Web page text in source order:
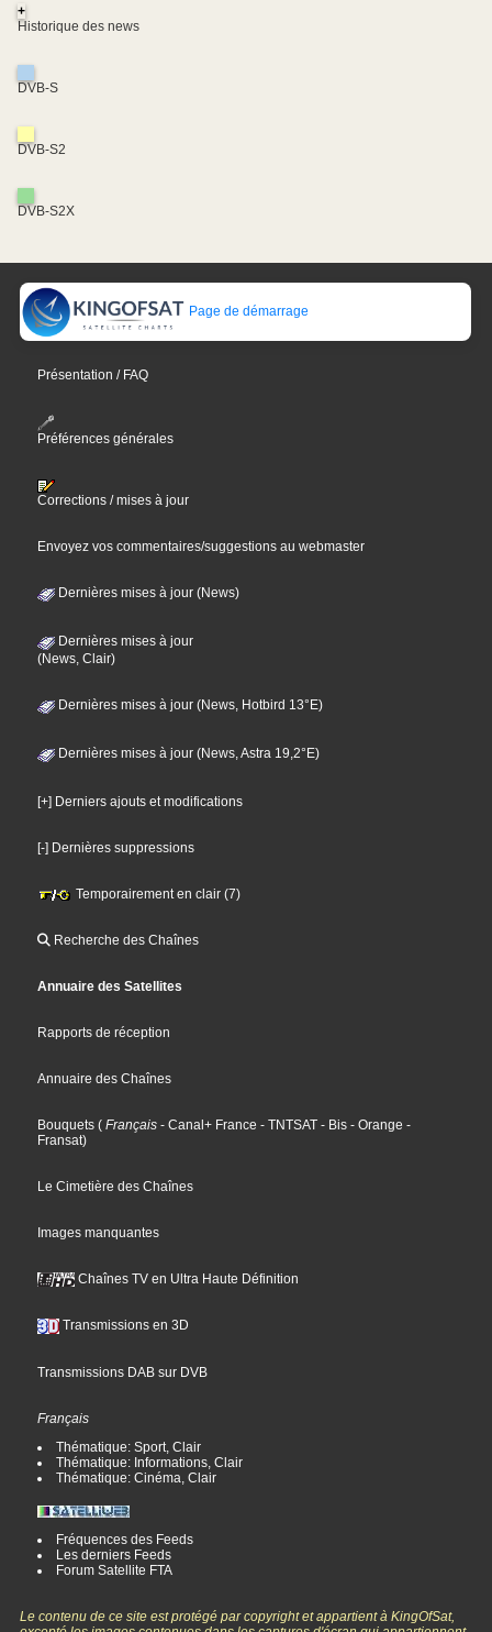
+
Historique des news
DVB-S
DVB-S2
DVB-S2X
Page de démarrage
Présentation / FAQ
Préférences générales
Corrections / mises à jour
Envoyez vos commentaires/suggestions au webmaster
Dernières mises à jour (News)
Dernières mises à jour
(News, Clair)
Dernières mises à jour (News, Hotbird 13°E)
Dernières mises à jour (News, Astra 19,2°E)
[+] Derniers ajouts et modifications
[-] Dernières suppressions
Temporairement en clair (7)
Recherche des Chaînes
Annuaire des Satellites
Rapports de réception
Annuaire des Chaînes
Bouquets ( Français - Canal+ France - TNTSAT - Bis - Orange -
Fransat)
Le Cimetière des Chaînes
Images manquantes
Chaînes TV en Ultra Haute Définition
Transmissions en 3D
Transmissions DAB sur DVB
Français
Thématique: Sport, Clair
Thématique: Informations, Clair
Thématique: Cinéma, Clair
Fréquences des Feeds
Les derniers Feeds
Forum Satellite FTA
Le contenu de ce site est protégé par copyright et appartient à KingOfSat,